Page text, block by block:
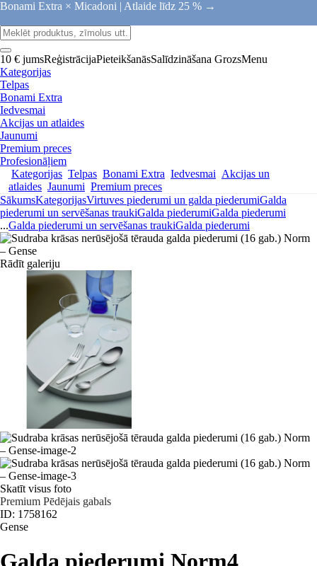
Bonami Extra × Micadoni | Atlaide līdz 25 % →
10 € jumsReģistrācijaPieteikšanāsSalīdzināšana GrozsMenu
Kategorijas
Telpas
Bonami Extra
Iedvesmai
Akcijas un atlaides
Jaunumi
Premium preces
Profesionāļiem
Kategorijas Telpas Bonami Extra Iedvesmai Akcijas un
atlaides Jaunumi Premium preces
SākumsKategorijasVirtuves piederumi un galda piederumiGalda
piederumi un servēšanas traukiGalda piederumiGalda piederumi
...Galda piederumi un servēšanas traukiGalda piederumi
Rādīt galeriju
Skatīt visus foto
Premium Pēdējais gabals
ID: 1758162
Gense